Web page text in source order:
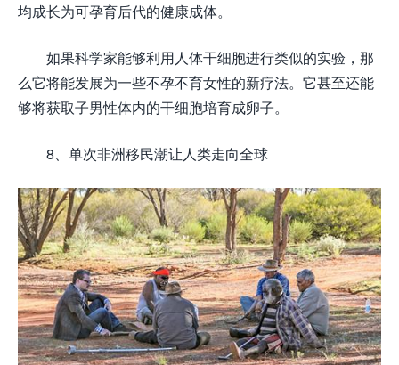
均成长为可孕育后代的健康成体。
如果科学家能够利用人体干细胞进行类似的实验，那
么它将能发展为一些不孕不育女性的新疗法。它甚至还能
够将获取子男性体内的干细胞培育成卵子。
8、单次非洲移民潮让人类走向全球